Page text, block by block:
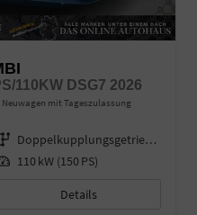
110KW DSG7 2026
Neuwagen mit Tageszulassung
Getriebe
Doppelkupplungsgetriebe (DSG)
Leistung 110 kW (150 PS)
Details